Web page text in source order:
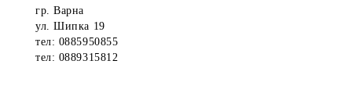
гр. Варна
ул. Шипка 19
тел: 0885950855
тел: 0889315812